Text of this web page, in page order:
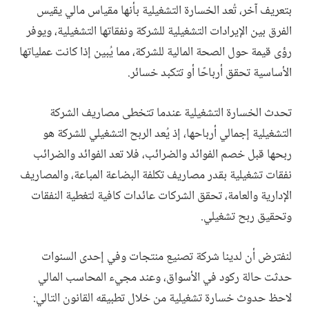
بتعريف آخر، تُعد الخسارة التشغيلية بأنها مقياس مالي يقيس
الفرق بين الإيرادات التشغيلية للشركة ونفقاتها التشغيلية، ويوفر
رؤى قيمة حول الصحة المالية للشركة، مما يُبين إذا كانت عملياتها
الأساسية تحقق أرباحًا أو تتكبد خسائر.
تحدث الخسارة التشغيلية عندما تتخطى مصاريف الشركة
التشغيلية إجمالي أرباحها، إذ يُعد الربح التشغيلي للشركة هو
ربحها قبل خصم الفوائد والضرائب، فلا تعد الفوائد والضرائب
نفقات تشغيلية بقدر مصاريف تكلفة البضاعة المباعة، والمصاريف
الإدارية والعامة، تحقق الشركات عائدات كافية لتغطية النفقات
وتحقيق ربح تشغيلي.
لنفترض أن لدينا شركة تصنيع منتجات وفي إحدى السنوات
حدثت حالة ركود في الأسواق، وعند مجيء المحاسب المالي
لاحظ حدوث خسارة تشغيلية من خلال تطبيقه القانون التالي: